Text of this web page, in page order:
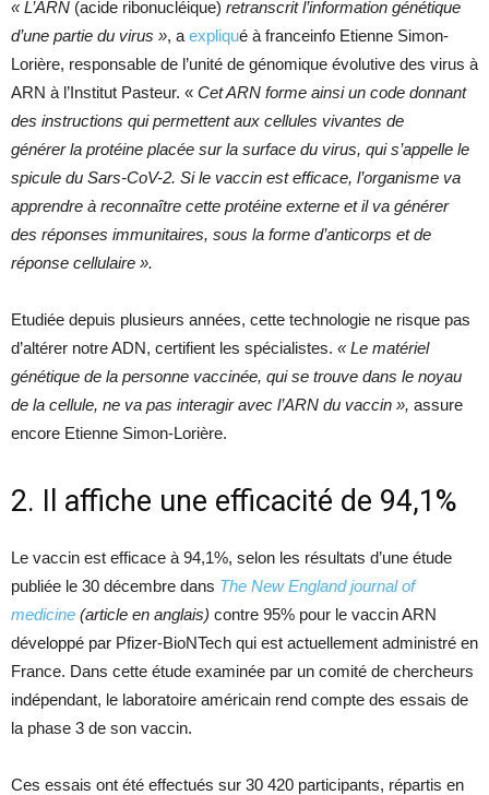
« L’ARN (acide ribonucléique) retranscrit l’information génétique
d’une partie du virus », a expliqué à franceinfo Etienne Simon-
Lorière, responsable de l’unité de génomique évolutive des virus à
ARN à l’Institut Pasteur. « Cet ARN forme ainsi un code donnant
des instructions qui permettent aux cellules vivantes de
générerla protéine placée sur la surface du virus, qui s’appelle le
spicule du Sars-CoV-2. Si le vaccin est efficace, l’organisme va
apprendre à reconnaître cette protéine externe et il va générer
des réponses immunitaires, sous la forme d’anticorps et de
réponse cellulaire ».
Etudiée depuis plusieurs années, cette technologie ne risque pas
d’altérer notre ADN, certifient les spécialistes. « Le matériel
génétique de la personne vaccinée, qui se trouve dans le noyau
de la cellule, ne va pas interagir avec l’ARN du vaccin », assure
encore Etienne Simon-Lorière.
2. Il affiche une efficacité de 94,1%
Le vaccin est efficace à 94,1%, selon les résultats d’une étude
publiée le 30 décembre dans The New England journal of
medicine (article en anglais) contre 95% pour le vaccin ARN
développé par Pfizer-BioNTech qui est actuellement administré en
France. Dans cette étude examinée par un comité de chercheurs
indépendant, le laboratoire américain rend compte des essais de
la phase 3 de son vaccin.
Ces essais ont été effectués sur 30 420 participants, répartis en